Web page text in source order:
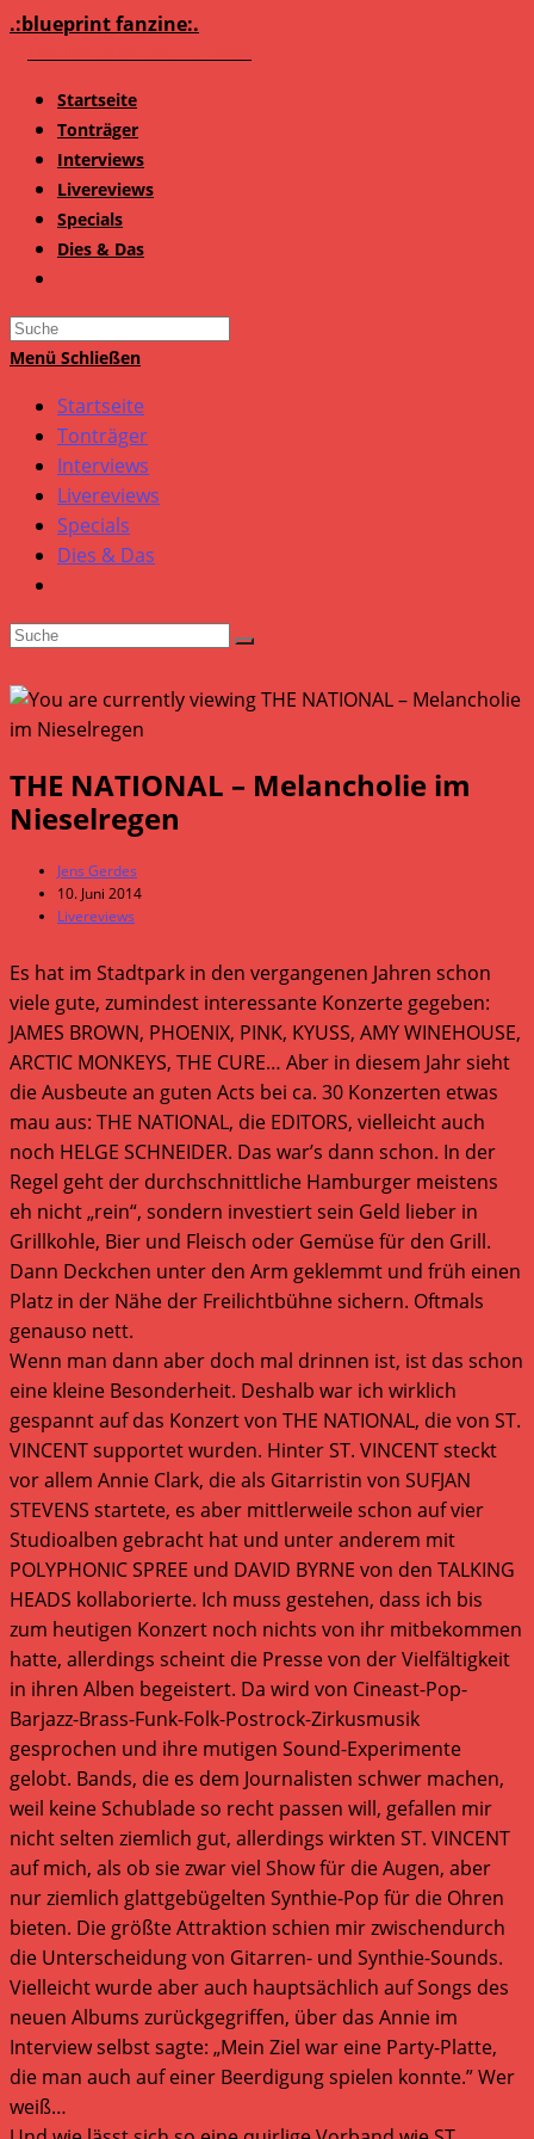
Zum
.:blueprint fanzine:.
Startseite
Tonträger
Interviews
Livereviews
Specials
Dies & Das
Search
this
Menü Schließen
Startseite
Tonträger
Interviews
Livereviews
Specials
Dies & Das
THE NATIONAL – Melancholie im
Nieselregen
Beitrags-
Autor:
Jens Gerdes
Beitrag
veröffentlicht:
10. Juni 2014
Beitrags-
Livereviews
Es hat im Stadtpark in den vergangenen Jahren schon
viele gute, zumindest interessante Konzerte gegeben:
JAMES BROWN, PHOENIX, PINK, KYUSS, AMY WINEHOUSE,
ARCTIC MONKEYS, THE CURE… Aber in diesem Jahr sieht
die Ausbeute an guten Acts bei ca. 30 Konzerten etwas
mau aus: THE NATIONAL, die EDITORS, vielleicht auch
noch HELGE SCHNEIDER. Das war’s dann schon. In der
Regel geht der durchschnittliche Hamburger meistens
eh nicht „rein“, sondern investiert sein Geld lieber in
Grillkohle, Bier und Fleisch oder Gemüse für den Grill.
Dann Deckchen unter den Arm geklemmt und früh einen
Platz in der Nähe der Freilichtbühne sichern. Oftmals
genauso nett.
Wenn man dann aber doch mal drinnen ist, ist das schon
eine kleine Besonderheit. Deshalb war ich wirklich
gespannt auf das Konzert von THE NATIONAL, die von ST.
VINCENT supportet wurden. Hinter ST. VINCENT steckt
vor allem Annie Clark, die als Gitarristin von SUFJAN
STEVENS startete, es aber mittlerweile schon auf vier
Studioalben gebracht hat und unter anderem mit
POLYPHONIC SPREE und DAVID BYRNE von den TALKING
HEADS kollaborierte. Ich muss gestehen, dass ich bis
zum heutigen Konzert noch nichts von ihr mitbekommen
hatte, allerdings scheint die Presse von der Vielfältigkeit
in ihren Alben begeistert. Da wird von Cineast-Pop-
Barjazz-Brass-Funk-Folk-Postrock-Zirkusmusik
gesprochen und ihre mutigen Sound-Experimente
gelobt. Bands, die es dem Journalisten schwer machen,
weil keine Schublade so recht passen will, gefallen mir
nicht selten ziemlich gut, allerdings wirkten ST. VINCENT
auf mich, als ob sie zwar viel Show für die Augen, aber
nur ziemlich glattgebügelten Synthie-Pop für die Ohren
bieten. Die größte Attraktion schien mir zwischendurch
die Unterscheidung von Gitarren- und Synthie-Sounds.
Vielleicht wurde aber auch hauptsächlich auf Songs des
neuen Albums zurückgegriffen, über das Annie im
Interview selbst sagte: „Mein Ziel war eine Party-Platte,
die man auch auf einer Beerdigung spielen konnte.” Wer
weiß…